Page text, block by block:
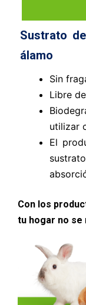
Sustrato
álamo
Sin
Libre
utilizar
El
Con los
tu hogar no se